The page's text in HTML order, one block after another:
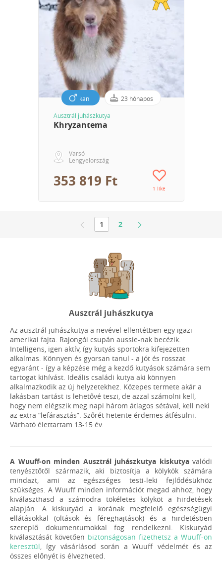
kan 23 hónapos
Ausztrál juhászkutya
Khryzantema
Varsó
Lengyelország
353 819 Ft 1 like
1 2
Ausztrál juhászkutya
Az ausztrál juhászkutya a nevével ellentétben egy igazi
amerikai fajta. Rajongói csupán aussie-nak becézik.
Intelligens, igen aktív, így kutyás sportokra kifejezetten
alkalmas. Könnyen és gyorsan tanul - a jót és rosszat
egyaránt - így a képzése még a kezdő kutyások számára sem
tartogat kihívást. Ideális családi kutya aki könnyen
alkalmazkodik az új helyzetekhez. Közepes termete akár a
lakásban tartást is lehetővé teszi, de azzal számolni kell,
hogy nem elégszik meg napi három átlagos sétával, kell neki
az extra “lefárasztás”. Szőrét hetente érdemes átfésülni.
Várható élettartam 13-15 év.
A Wuuff-on minden Ausztrál juhászkutya kiskutyavalódi
tenyésztőtől származik, aki biztosítja a kölykök számára
mindazt, ami az egészséges testi-leki fejlődésükhöz
szükséges. A Wuuff minden információt megad ahhoz, hogy
kiválaszthasd a számodra tökéletes kölyköt a hirdetések
alapján. A kiskutyád a korának megfelelő egészségügyi
ellátásokkal (oltások és féreghajtások) és a hirdetésben
szereplő dokumentumokkal fog rendelkezni. Kiskutyád
kiválasztását követően biztonságosan fizethetsz a Wuuff-on
keresztül, így vásárlásod során a Wuuff védelmét és az
összes előnyét is élvezheted.